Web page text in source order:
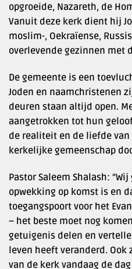
opgroeide, Nazareth, de
Vanuit deze kerk dient hij
moslim-, Oekraïense,
overlevende gezinnen met
De gemeente is een
Joden en naamchristenen
deuren staan altijd open.
aangetrokken tot hun
de realiteit en de liefde van
kerkelijke gemeenschap
Pastor Saleem Shalash:
opwekking op komst is en
toegangspoort voor het
– het beste moet nog
getuigenis delen en
leven heeft veranderd.
van de kerk vandaag de